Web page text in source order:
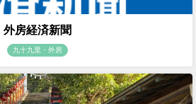
外房経済新聞
九十九里・外房